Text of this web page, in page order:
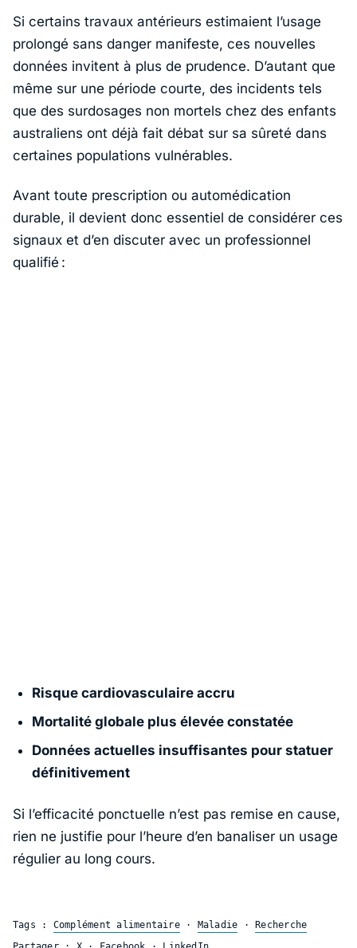
Si certains travaux antérieurs estimaient l’usage
prolongé sans danger manifeste, ces nouvelles
données invitent à plus de prudence. D’autant que
même sur une période courte, des incidents tels
que des surdosages non mortels chez des enfants
australiens ont déjà fait débat sur sa sûreté dans
certaines populations vulnérables.
Avant toute prescription ou automédication
durable, il devient donc essentiel de considérer ces
signaux et d’en discuter avec un professionnel
qualifié :
Risque cardiovasculaire accru
Mortalité globale plus élevée constatée
Données actuelles insuffisantes pour statuer
définitivement
Si l’efficacité ponctuelle n’est pas remise en cause,
rien ne justifie pour l’heure d’en banaliser un usage
régulier au long cours.
Tags : Complément alimentaire· Maladie ·
Recherche